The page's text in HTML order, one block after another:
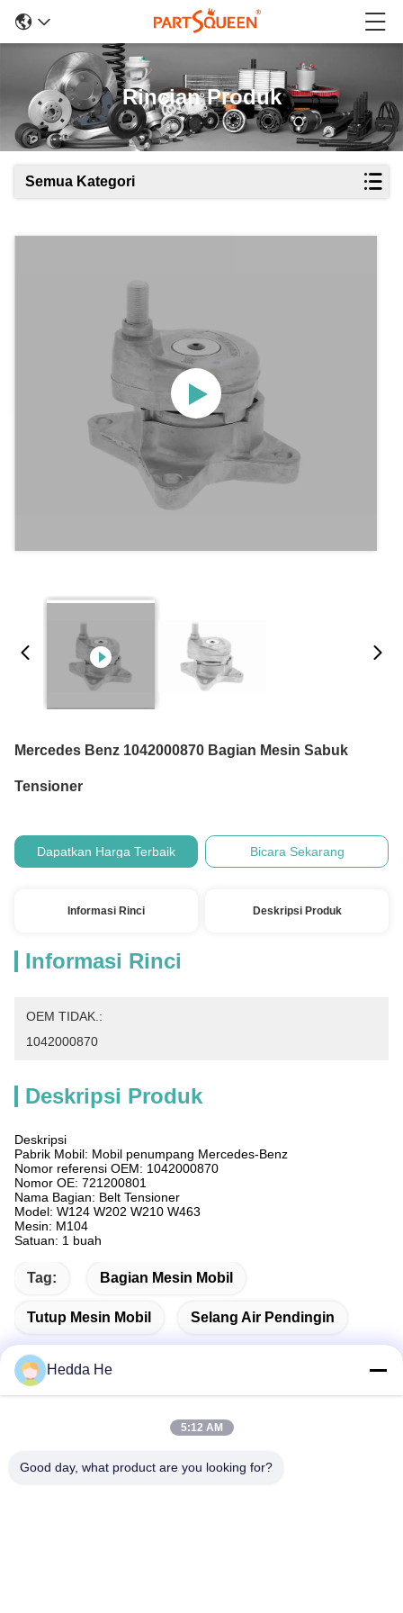
Rincian Produk
Semua Kategori
Mercedes Benz 1042000870 Bagian Mesin Sabuk
Tensioner
Dapatkan Harga Terbaik Bicara Sekarang
Informasi Rinci Deskripsi Produk
Informasi Rinci
OEM TIDAK.:
1042000870
Deskripsi Produk
Deskripsi
Pabrik Mobil: Mobil penumpang Mercedes-Benz
Nomor referensi OEM: 1042000870
Nomor OE: 721200801
Nama Bagian: Belt Tensioner
Model: W124 W202 W210 W463
Mesin: M104
Satuan: 1 buah
Tag: Bagian Mesin Mobil
Tutup Mesin Mobil Selang Air Pendingin
Alamat
Hedda He
5:12 AM
Good day, what product are you looking for?